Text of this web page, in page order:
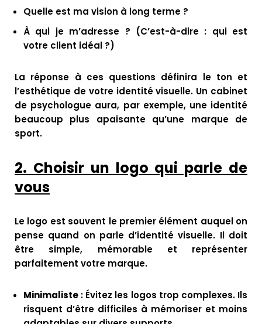
Quelle est ma vision à long terme ?
À qui je m’adresse ? (C’est-à-dire : qui est
votre client idéal ?)
La réponse à ces questions définira le ton et
l’esthétique de votre identité visuelle. Un cabinet
de psychologue aura, par exemple, une identité
beaucoup plus apaisante qu’une marque de
sport.
2. Choisir un logo qui parle de
vous
Le logo est souvent le premier élément auquel on
pense quand on parle d’identité visuelle. Il doit
être simple, mémorable et représenter
parfaitement votre marque.
Minimaliste : Évitez les logos trop complexes. Ils
risquent d’être difficiles à mémoriser et moins